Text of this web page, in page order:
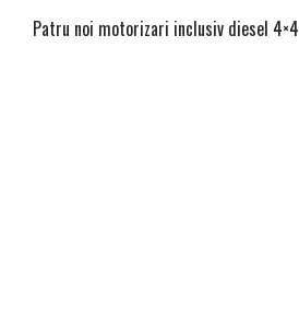
Patru noi motorizari inclusiv diesel 4×4